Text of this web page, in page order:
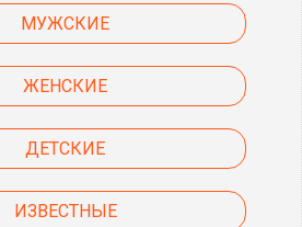
МУЖСКИЕ
ЖЕНСКИЕ
ДЕТСКИЕ
ИЗВЕСТНЫЕ